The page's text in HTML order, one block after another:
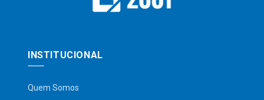
INSTITUCIONAL
Quem Somos